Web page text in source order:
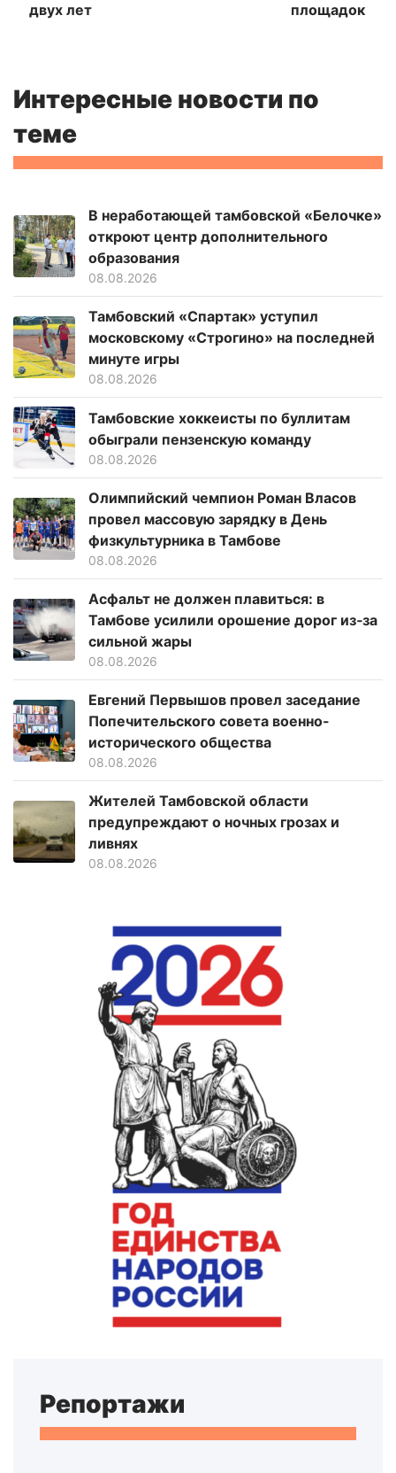
двух лет
площадок
Интересные новости по
теме
В неработающей тамбовской «Белочке»
откроют центр дополнительного
образования
08.08.2026
Тамбовский «Спартак» уступил
московскому «Строгино» на последней
минуте игры
08.08.2026
Тамбовские хоккеисты по буллитам
обыграли пензенскую команду
08.08.2026
Олимпийский чемпион Роман Власов
провел массовую зарядку в День
физкультурника в Тамбове
08.08.2026
Асфальт не должен плавиться: в
Тамбове усилили орошение дорог из‑за
сильной жары
08.08.2026
Евгений Первышов провел заседание
Попечительского совета военно-
исторического общества
08.08.2026
Жителей Тамбовской области
предупреждают о ночных грозах и
ливнях
08.08.2026
Репортажи